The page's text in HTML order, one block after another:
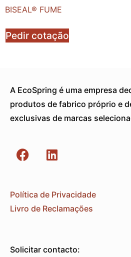
BISEAL® FUME
Pedir cotação
A EcoSpring é uma empresa
produtos de fabrico próprio e
exclusivas de marcas
Política de Privacidade
Livro de Reclamações
Solicitar contacto: